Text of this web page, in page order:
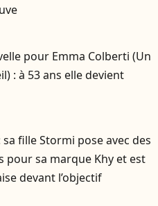
pour Emma Colberti (Un
: à 53 ans elle devient
sa fille Stormi pose avec des
pour sa marque Khy et est
devant l’objectif